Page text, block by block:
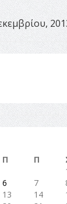
Π Π
6 7
13 14